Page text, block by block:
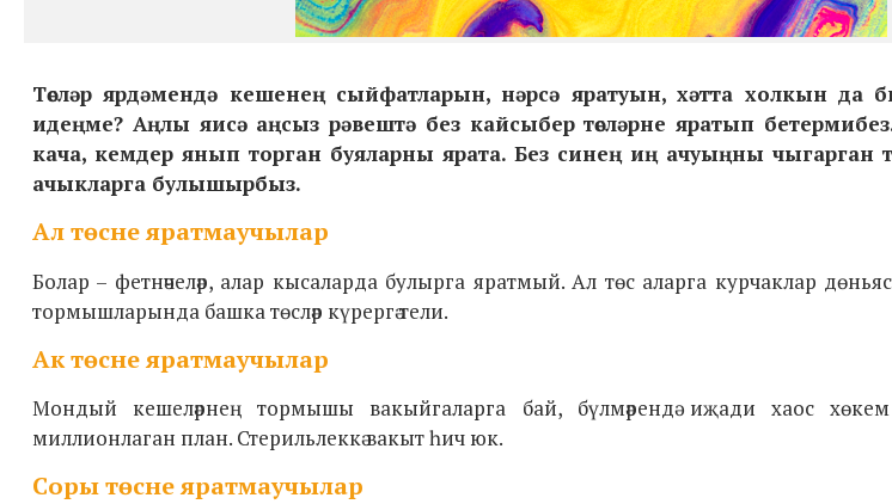
Төсләр ярдәмендә кешенең сыйфатларын, нәрсә яратуын, хәтта холкын да
идеңме? Аңлы яисә аңсыз рәвештә без кайсыбер төсләрне яратып
кача, кемдер янып торган буяларны ярата. Без синең иң ачуыңны чыгарган
ачыкларга булышырбыз.
Ал төсне яратмаучылар
Болар – фетнәчеләр, алар кысаларда булырга яратмый. Ал төс аларга курчаклар
тормышларында башка төсләр күрергә тели.
Ак төсне яратмаучылар
Мондый кешеләрнең тормышы вакыйгаларга бай, бүлмәрендә иҗади хаос хөкем
миллионлаган план. Стерильлеккә вакыт һич юк.
Сорытөсне яратмаучылар